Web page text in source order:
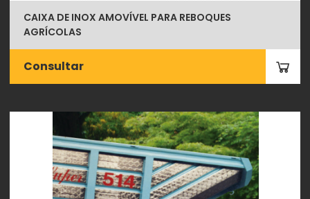
CAIXA DE INOX AMOVÍVEL PARA REBOQUES
AGRÍCOLAS
Consultar